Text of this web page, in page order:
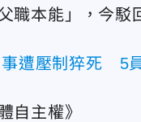
職本能」，今駁
遭壓制猝死 5
自主權》